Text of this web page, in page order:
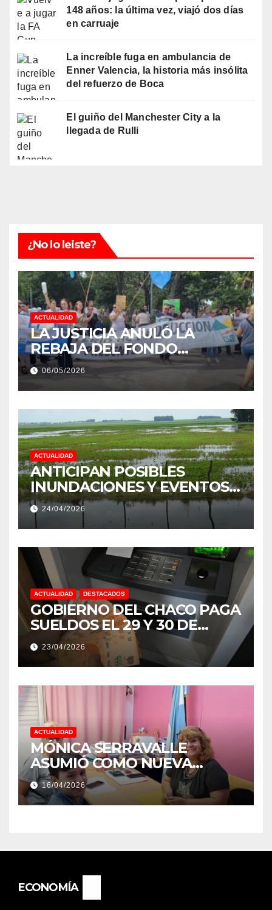
148 años: la última vez, viajó dos días
en carruaje
La increíble fuga en ambulancia de
Enner Valencia, la historia más insólita
del refuerzo de Boca
El guiño del Manchester City a la
llegada de Rulli
¿No lo leiste?
ACTUALIDAD
LA JUSTICIA ANULÓ LA
REBAJA DEL FONDO
ESTÍMULO A EMPLEADOS DE
PRODUCCIÓN DE LA
PROVINCIA DEL CHACO
06/05/2026
ACTUALIDAD
ANTICIPAN POSIBLES
INUNDACIONES Y EVENTOS
EXTREMOS: “PODRÍA SER UN
NIÑO MUY IMPORTANTE”
24/04/2026
ACTUALIDAD DESTACADOS
GOBIERNO DEL CHACO PAGA
SUELDOS EL 29 Y 30 DE
ABRIL, CON EL 2% DE
AUMENTO
23/04/2026
ACTUALIDAD
MÓNICA SERRAVALLE
ASUMIÓ COMO NUEVA
DIRECTORA DEL E.E.S. N° 82
«RENÉ FAVALORO» DE
BASAIL.
16/04/2026
ECONOMÍA